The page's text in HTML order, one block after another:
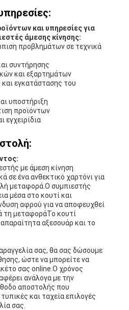
και υπηρεσίες για
άμεσης κίνησης:
προβλημάτων σε τεχνικά
συντήρησης
και εξαρτημάτων
εγκατάστασης του
υποστήριξη
προϊόντων
εγχειρίδια
με άμεση κίνηση
σε ένα ανθεκτικό χαρτόνι για
μεταφορά.Ο συμπιεστής
μέσα στο κουτί και
αφρού για να αποφευχθεί
τη μεταφοράΤο κουτί
αξεσουάρ και το
σας, θα σας δώσουμε
ώστε να μπορείτε να
σας online.Ο χρόνος
ανάλογα με την
αποστολής που
και ταχεία επιλογές
σας.